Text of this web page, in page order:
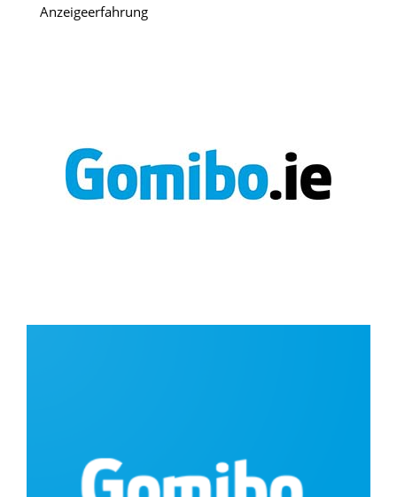
Anzeigeerfahrung